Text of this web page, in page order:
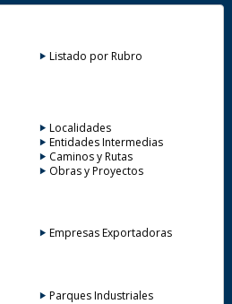
Listado por Rubro
Localidades
Entidades Intermedias
Caminos y Rutas
Obras y Proyectos
Empresas Exportadoras
Parques Industriales